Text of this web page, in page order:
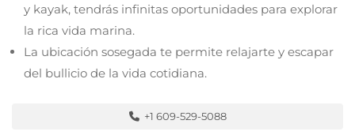
y kayak, tendrás infinitas oportunidades para explorar
la rica vida marina.
La ubicación sosegada te permite relajarte y escapar
del bullicio de la vida cotidiana.
+1 609-529-5088